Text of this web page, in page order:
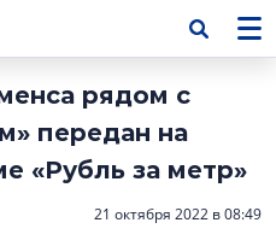
рядом с
передан на
«Рубль за метр»
21 октября 2022 в 08:49